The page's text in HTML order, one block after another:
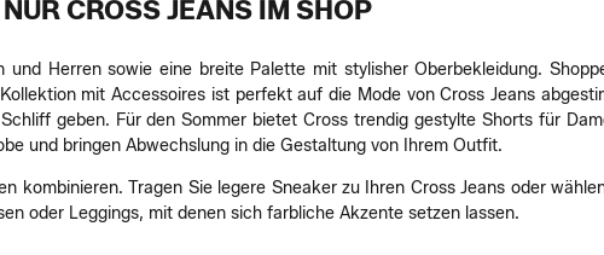
CROSS JEANS IM SHOP
Herren sowie eine breite Palette mit stylisher Oberbekleidung.
mit Accessoires ist perfekt auf die Mode von Cross Jeans
geben. Für den Sommer bietet Cross trendig gestylte Shorts für
und bringen Abwechslung in die Gestaltung von Ihrem Outfit.
kombinieren. Tragen Sie legere Sneaker zu Ihren Cross Jeans oder
oder Leggings, mit denen sich farbliche Akzente setzen lassen.